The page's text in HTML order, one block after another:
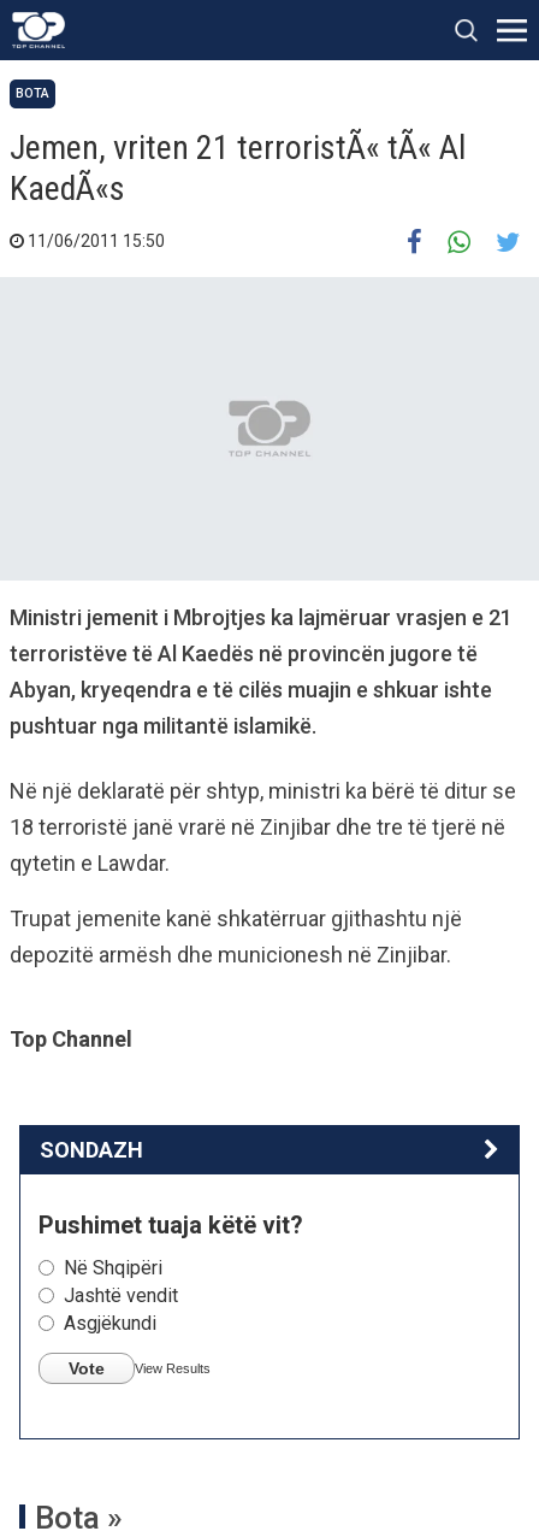
BOTA
Jemen, vriten 21 terroristÃ« tÃ« Al
KaedÃ«s
11/06/2011 15:50
Ministri jemenit i Mbrojtjes ka lajmëruar vrasjen e 21
terroristëve të Al Kaedës në provincën jugore të
Abyan, kryeqendra e të cilës muajin e shkuar ishte
pushtuar nga militantë islamikë.
Në një deklaratë për shtyp, ministri ka bërë të ditur se
18 terroristë janë vrarë në Zinjibar dhe tre të tjerë në
qytetin e Lawdar.
Trupat jemenite kanë shkatërruar gjithashtu një
depozitë armësh dhe municionesh në Zinjibar.
Top Channel
SONDAZH
Pushimet tuaja këtë vit?
Në Shqipëri
Jashtë vendit
Asgjëkundi
Vote View Results
Bota »